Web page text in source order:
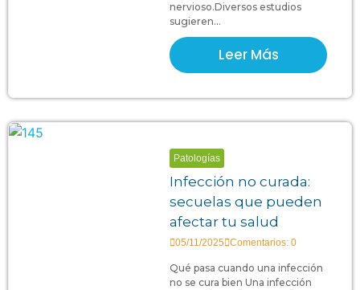
nervioso.Diversos estudios
sugieren...
Leer Más
Patologías
Infección no curada:
secuelas que pueden
afectar tu salud
05/11/2025 Comentarios: 0
Qué pasa cuando una infección
no se cura bien Una infección